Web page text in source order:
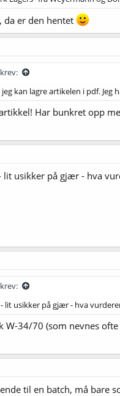
da er den hentet
jeg kan lagre artikelen i pdf.
Har bunkret opp
lit usikker på gjær - hva
lit usikker på gjær - hva
W-34/70 (som nevnes
til en batch, må bare